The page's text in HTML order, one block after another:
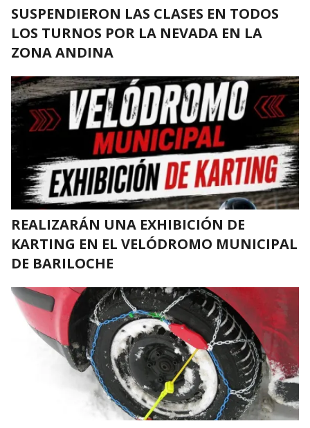
SUSPENDIERON LAS CLASES EN TODOS
LOS TURNOS POR LA NEVADA EN LA
ZONA ANDINA
REALIZARÁN UNA EXHIBICIÓN DE
KARTING EN EL VELÓDROMO MUNICIPAL
DE BARILOCHE